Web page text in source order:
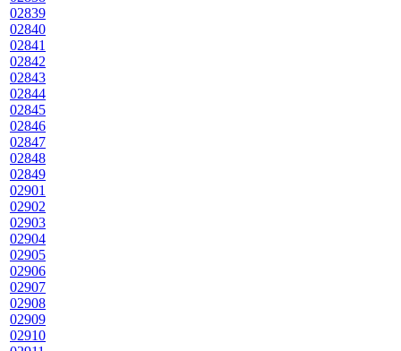
02839
02840
02841
02842
02843
02844
02845
02846
02847
02848
02849
02901
02902
02903
02904
02905
02906
02907
02908
02909
02910